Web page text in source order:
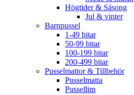
Högtider & Säsong
Jul & vinter
Barnpussel
1-49 bitar
50-99 bitar
100-199 bitar
200-499 bitar
Pusselmattor & Tillbehör
Pusselmatta
Pussellim